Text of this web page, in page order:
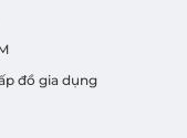
đồ gia dụng